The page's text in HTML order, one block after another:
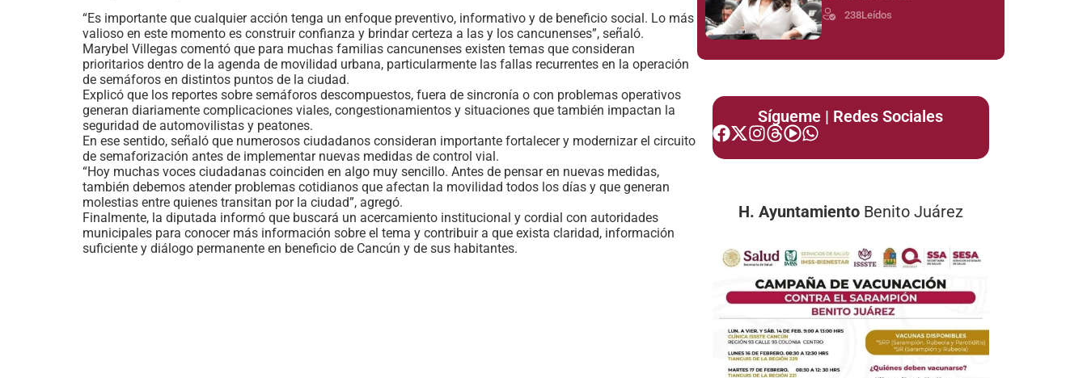
“Es importante que cualquier acción tenga un enfoque preventivo, informativo y de beneficio social. Lo más
valioso en este momento es construir confianza y brindar certeza a las y los cancunenses”, señaló.
Marybel Villegas comentó que para muchas familias cancunenses existen temas que consideran
prioritarios dentro de la agenda de movilidad urbana, particularmente las fallas recurrentes en la operación
de semáforos en distintos puntos de la ciudad.
Explicó que los reportes sobre semáforos descompuestos, fuera de sincronía o con problemas operativos
generan diariamente complicaciones viales, congestionamientos y situaciones que también impactan la
seguridad de automovilistas y peatones.
En ese sentido, señaló que numerosos ciudadanos consideran importante fortalecer y modernizar el circuito
de semaforización antes de implementar nuevas medidas de control vial.
“Hoy muchas voces ciudadanas coinciden en algo muy sencillo. Antes de pensar en nuevas medidas,
también debemos atender problemas cotidianos que afectan la movilidad todos los días y que generan
molestias entre quienes transitan por la ciudad”, agregó.
Finalmente, la diputada informó que buscará un acercamiento institucional y cordial con autoridades
municipales para conocer más información sobre el tema y contribuir a que exista claridad, información
suficiente y diálogo permanente en beneficio de Cancún y de sus habitantes.
238Leídos
Sígueme | Redes Sociales
H. AyuntamientoBenito Juárez